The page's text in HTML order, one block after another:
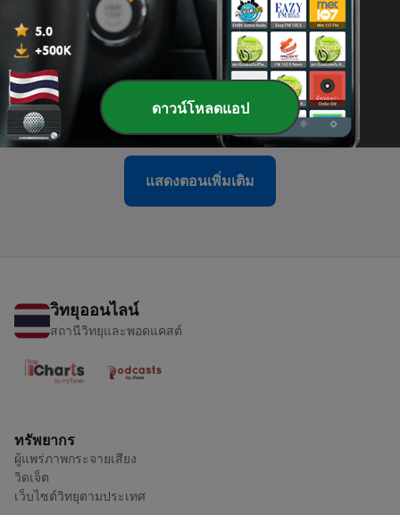
3 - อยากรวยในยุคนี้
27 เม.ย. 2020
2 - ความเชื่อ เรื่องเงิน ความมั่งคั่ง ร่ำรวย
24 เม.ย. 2020
แสดงตอนเพิ่มเติม
วิทยุออนไลน์
สถานีวิทยุและพอดแคสต์
ทรัพยากร
ผู้แพร่ภาพกระจายเสียง
วิดเจ็ต
เว็บไซต์วิทยุตามประเทศ
ดาวน์โหลดแอป